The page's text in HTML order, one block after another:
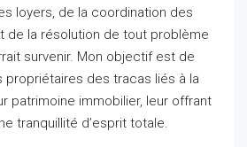
loyers, de la coordination des
de la résolution de tout problème
survenir. Mon objectif est de
propriétaires des tracas liés à la
patrimoine immobilier, leur offrant
tranquillité d’esprit totale.